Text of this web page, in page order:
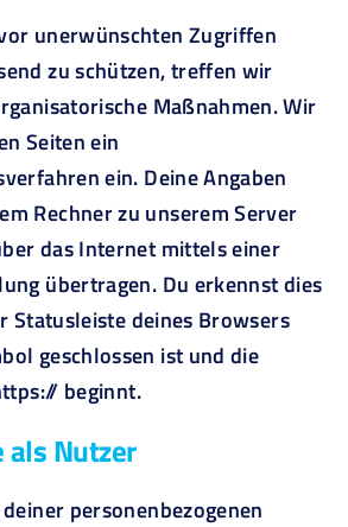
unerwünschten Zugriffen
zu schützen, treffen wir
Maßnahmen. Wir
Seiten ein
ein. Deine Angaben
Rechner zu unserem Server
das Internet mittels einer
übertragen. Du erkennst dies
Statusleiste deines Browsers
geschlossen ist und die
beginnt.
als Nutzer
personenbezogenen